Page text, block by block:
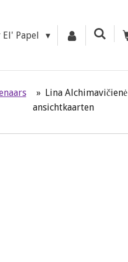
Papel
» Lina Alchimavičienė
ansichtkaarten